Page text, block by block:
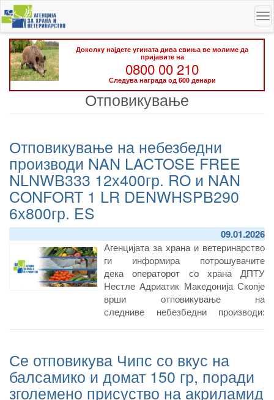
Skip
to
main
content
Доколку најдете угината дива свиња ве молиме да
пријавите на
0800 00 210
Следува награда од 600 денари
Отповикување
Отповикување на небезбедни
производи NAN LACTOSE FREE
NLNWB333 12х400гр. RO и NAN
CONFORT 1 LR DENWHSPB290
6х800гр. ES
09.01.2026
Агенцијата за храна и ветеринарство
ги информира потрошувачите
дека операторот со храна ДПТУ
Нестле Адриатик Македонија Скопје
врши отповикување на
следниве небезбедни производи:
Се отповикува Чипс со вкус на
балсамико и домат 150 гр, поради
зголемено присуство на акриламид